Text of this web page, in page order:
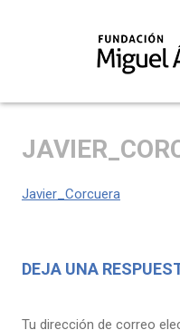
Javier_Corcuera
DEJA UNA
Tu dirección de correo